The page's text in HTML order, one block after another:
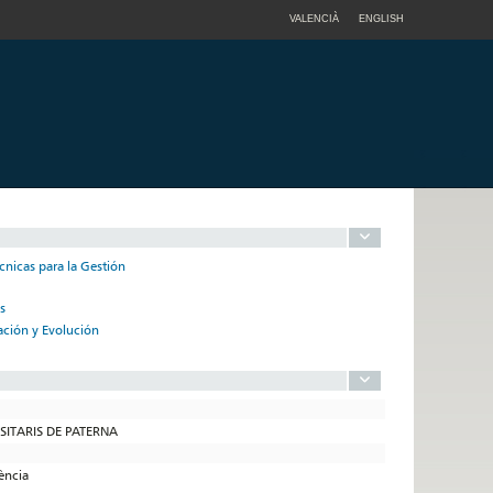
VALENCIÀ ENGLISH
para la Gestión
y Evolución
DE PATERNA